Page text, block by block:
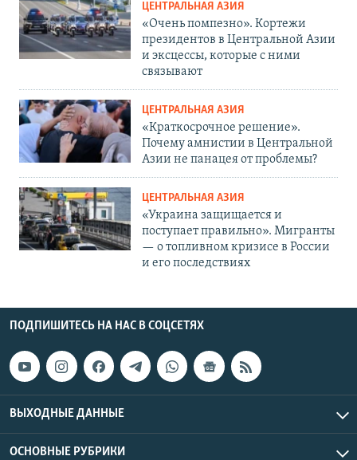
ЦЕНТРАЛЬНАЯ АЗИЯ
«Очень помпезно». Кортежи
президентов в Центральной Азии
и эксцессы, которые с ними
связывают
ЦЕНТРАЛЬНАЯ АЗИЯ
«Краткосрочное решение».
Почему амнистии в Центральной
Азии не панацея от проблемы?
ЦЕНТРАЛЬНАЯ АЗИЯ
«Украина защищается и
поступает правильно». Мигранты
— о топливном кризисе в России
и его последствиях
ПОДПИШИТЕСЬ НА НАС В СОЦСЕТЯХ
ВЫХОДНЫЕ ДАННЫЕ
ОСНОВНЫЕ РУБРИКИ